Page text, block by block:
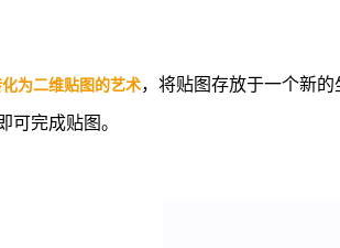
为二维贴图的艺术，将贴图存放于一个新
可完成贴图。